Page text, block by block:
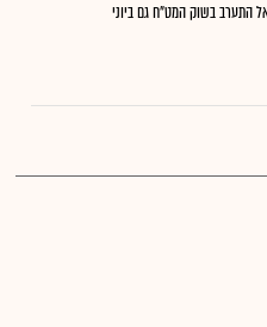
התערב בשוק המט"ח גם ביוני